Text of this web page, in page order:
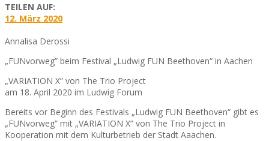
TEILEN AUF:
12. März 2020
Annalisa Derossi
„FUNvorweg” beim Festival „Ludwig FUN Beethoven“ in Aachen
„VARIATION X” von The Trio Project
am 18. April 2020 im Ludwig Forum
Bereits vor Beginn des Festivals „Ludwig FUN Beethoven“ gibt es
„FUNvorweg” mit „VARIATION X” von The Trio Project in
Kooperation mit dem Kulturbetrieb der Stadt Aaachen.